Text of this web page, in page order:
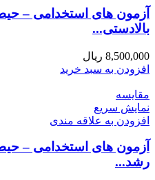
آزمون های استخدامی –
بالادستی...
8,500,000 ریال
افزودن به سبد خرید
مقايسه
نمایش سریع
افزودن به علاقه مندی
آزمون های استخدامی –
رشد...